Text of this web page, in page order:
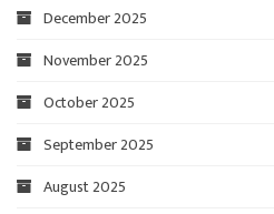
December 2025
November 2025
October 2025
September 2025
August 2025